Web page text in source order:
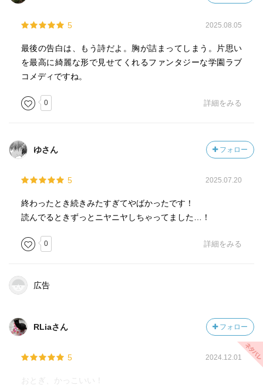
5 2025.08.05
最後の告白は、もう詩だよ。胸が詰まってしまう。片思い
を最高に綺麗な形で見せてくれるファンタジーな学園ラブ
コメディですね。
0 詳細をみる
ゆさん フォロー
5 2025.07.20
終わったとき続きみたすぎてやばかったです！
読んでるときずっとニヤニヤしちゃってました…！
0 詳細をみる
広告
RLiaさん フォロー
5 2024.12.01
おとぎ、かっこいい！